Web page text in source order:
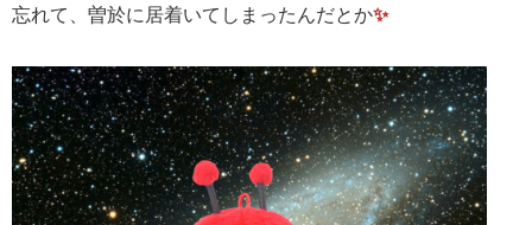
忘れて、曽於に居着いてしまったんだとか✨